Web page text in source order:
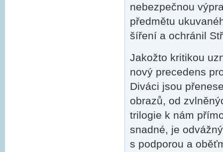
nebezpečnou
předmětu
šíření a ochránil
Jakožto kritikou
nový precedens
Diváci jsou
obrazů, od
trilogie k nám
snadné, je
s podporou a